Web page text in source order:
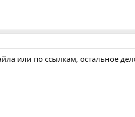
или по ссылкам, остальное